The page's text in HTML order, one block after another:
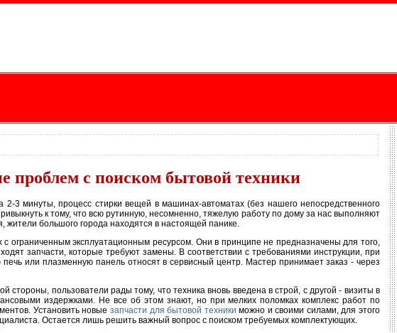
проблем с поиском бытовой техники
2-3 минуты, процесс стирки вещей в машинах-автоматах (без нашего непосредственного
к тому, что всю рутинную, несомненно, тяжелую работу по дому за нас выполняют
жители большого города находятся в настоящей панике.
с ограниченным эксплуатационным ресурсом. Они в принципе не предназначены для того,
запчасти, которые требуют замены. В соответствии с требованиями инструкции, при
или плазменную панель относят в сервисный центр. Мастер принимает заказ - через
стороны, пользователи рады тому, что техника вновь введена в строй, с другой - визиты в
издержками. Не все об этом знают, но при мелких поломках комплекс работ по
Установить новые запчасти для бытовой техники можно и своими силами, для этого
Остается лишь решить важный вопрос с поиском требуемых комплектующих.